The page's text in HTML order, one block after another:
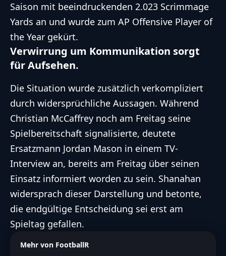
Saison mit beeindruckenden 2.023 Scrimmage
Yards an und wurde zum AP Offensive Player of
the Year gekürt.
Verwirrung um Kommunikation sorgt
für Aufsehen.
Die Situation wurde zusätzlich verkompliziert
durch widersprüchliche Aussagen. Während
Christian McCaffrey noch am Freitag seine
Spielbereitschaft signalisierte, deutete
Ersatzmann Jordan Mason in einem TV-
Interview an, bereits am Freitag über seinen
Einsatz informiert worden zu sein. Shanahan
widersprach dieser Darstellung und betonte,
die endgültige Entscheidung sei erst am
Spieltag gefallen.
Mehr von FootballR